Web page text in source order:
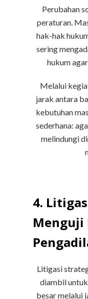
Perubahan
peraturan.
hak-hak
sering
hukum
Melalui
jarak antara
kebutuhan
sederhana:
melindungi
4.
Menguji
Litigasi
diambil
besar melalui